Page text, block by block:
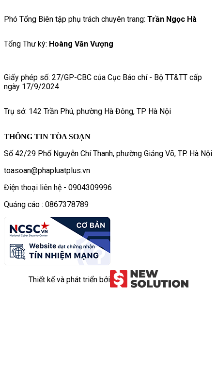
Phó Tổng Biên tập phụ trách chuyên trang: Trần Ngọc Hà
Tổng Thư ký: Hoàng Văn Vượng
Giấy phép số: 27/GP-CBC của Cục Báo chí - Bộ TT&TT cấp
ngày 17/9/2024
Trụ sở: 142 Trần Phú, phường Hà Đông, TP Hà Nội
THÔNG TIN TÒA SOẠN
Số 42/29 Phố Nguyễn Chí Thanh, phường Giảng Võ, TP. Hà Nội
toasoan@phapluatplus.vn
Điện thoại liên hệ - 0904309996
Quảng cáo : 0867378789
Thiết kế và phát triển bởi